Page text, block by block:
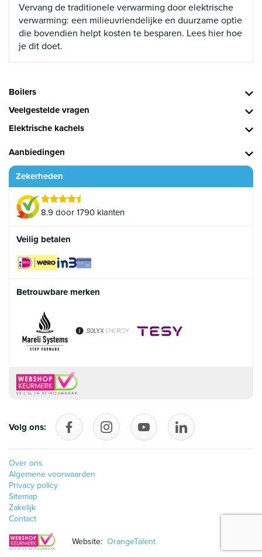
Vervang de traditionele verwarming door elektrische
verwarming: een milieuvriendelijke en duurzame optie
die bovendien helpt kosten te besparen. Lees hier hoe
je dit doet.
Boilers
Veelgestelde vragen
Elektrische kachels
Aanbiedingen
Zekerheden
8.9 door 1790 klanten
Veilig betalen
Betrouwbare merken
Volg ons: Volg ons op Facebook
follow_us_on_instagram
Volg ons op YouTube
Over ons
Algemene voorwaarden
Privacy policy
Sitemap
Zakelijk
Contact
Website: OrangeTalent